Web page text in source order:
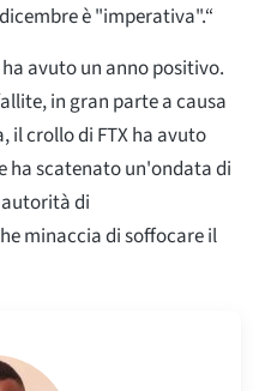
è "imperativa".“
avuto un anno positivo.
in gran parte a causa
il crollo di FTX ha avuto
ha scatenato un'ondata di
di
minaccia di soffocare il